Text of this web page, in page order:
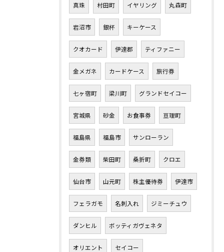
真珠 村田町 イヤリング 丸森町
岩沼市 銀杯 キーケース
クオカード 伊達郡 ティファニー
金メガネ カードケース 旅行券
七ヶ宿町 梁川町 グランドセイコー
宮城県 砂金 お食事券 亘理町
福島県 福島市 サンローラン
金券類 柴田町 桑折町 クロエ
仙台市 山元町 株主優待券 伊達市
フェラガモ 名刺入れ ジミーチュウ
ダンヒル ボッティガヴェネタ
オリエント セイコー